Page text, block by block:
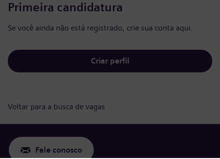
Primeira candidatura
Se você ainda não está registrado, crie sua conta aqui.
Criar perfil
Voltar para a busca de vagas
Fale conosco